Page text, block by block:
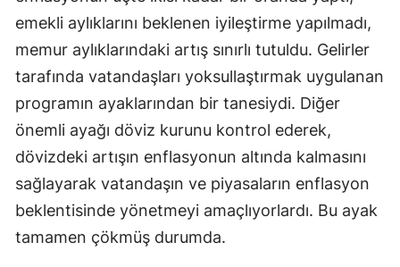
emekli aylıklarını beklenen iyileştirme yapılmadı,
memur aylıklarındaki artış sınırlı tutuldu. Gelirler
tarafında vatandaşları yoksullaştırmak uygulanan
programın ayaklarından bir tanesiydi. Diğer
önemli ayağı döviz kurunu kontrol ederek,
dövizdeki artışın enflasyonun altında kalmasını
sağlayarak vatandaşın ve piyasaların enflasyon
beklentisinde yönetmeyi amaçlıyorlardı. Bu ayak
tamamen çökmüş durumda.